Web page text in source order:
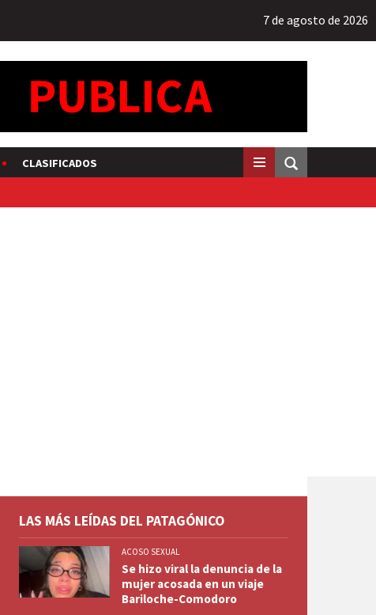
7 de agosto de 2026
CLASIFICADOS
LAS MÁS LEÍDAS DEL PATAGÓNICO
ACOSO SEXUAL
Se hizo viral la denuncia de la
mujer acosada en un viaje
Bariloche-Comodoro